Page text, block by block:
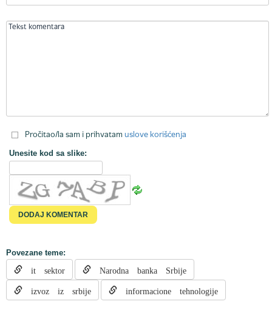
Pročitao/la sam i prihvatam uslove korišćenja
Unesite kod sa slike:
Povezane teme:
it sektor Narodna banka Srbije
izvoz iz srbije informacione tehnologije